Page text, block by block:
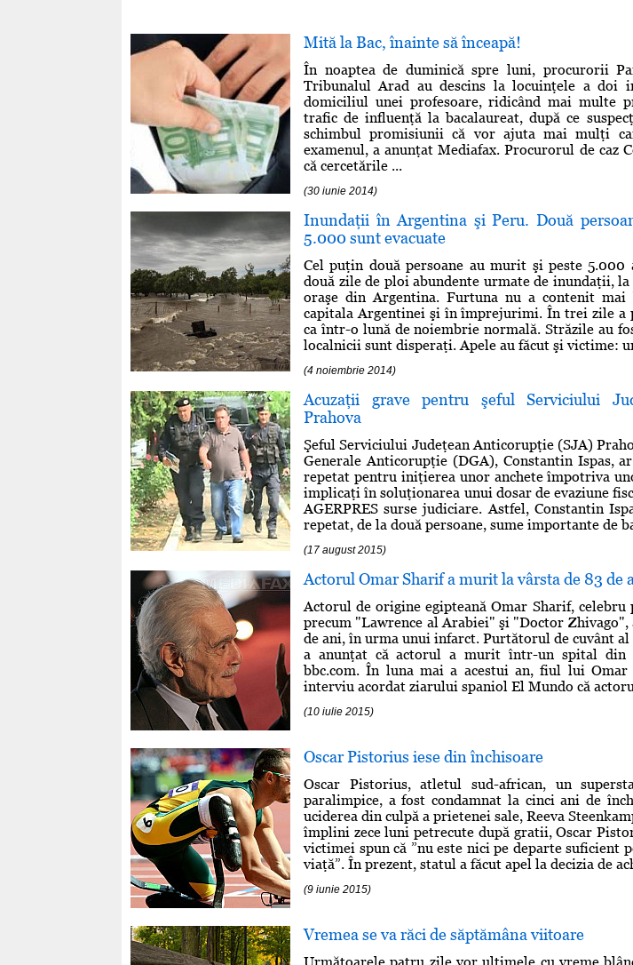
Mită la Bac, înainte să înceapă!
În noaptea de duminică spre luni, procurorii
Tribunalul Arad au descins la locuinţele a doi
domiciliul unei profesoare, ridicând mai multe
trafic de influenţă la bacalaureat, după ce
schimbul promisiunii că vor ajuta mai mulţi
examenul, a anunţat Mediafax. Procurorul de caz
că cercetările ...
(30 iunie 2014)
Inundaţii în Argentina şi Peru. Două
5.000 sunt evacuate
Cel puţin două persoane au murit şi peste 5.000
două zile de ploi abundente urmate de inundaţii,
oraşe din Argentina. Furtuna nu a contenit
capitala Argentinei şi în împrejurimi. În trei zile a
ca într-o lună de noiembrie normală. Străzile au
localnicii sunt disperaţi. Apele au făcut şi victime:
(4 noiembrie 2014)
Acuzaţii grave pentru şeful Serviciului
Prahova
Şeful Serviciului Judeţean Anticorupţie (SJA)
Generale Anticorupţie (DGA), Constantin Ispas,
repetat pentru iniţierea unor anchete împotriva
implicaţi în soluţionarea unui dosar de evaziune
AGERPRES surse judiciare. Astfel, Constantin
repetat, de la două persoane, sume importante de
(17 august 2015)
Actorul Omar Sharif a murit la vârsta de 83 de
Actorul de origine egipteană Omar Sharif,
precum "Lawrence al Arabiei" şi "Doctor
de ani, în urma unui infarct. Purtătorul de cuvânt
a anunţat că actorul a murit într-un spital din
bbc.com. În luna mai a acestui an, fiul lui
interviu acordat ziarului spaniol El Mundo că
(10 iulie 2015)
Oscar Pistorius iese din închisoare
Oscar Pistorius, atletul sud-african, un
paralimpice, a fost condamnat la cinci ani de
uciderea din culpă a prietenei sale, Reeva
împlini zece luni petrecute după gratii, Oscar
victimei spun că ”nu este nici pe departe suficient
viaţă”. În prezent, statul a făcut apel la decizia de
(9 iunie 2015)
Vremea se va răci de săptămâna viitoare
Următoarele patru zile vor ultimele cu vreme